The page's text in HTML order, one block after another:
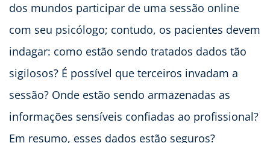
dos mundos participar de uma sessão online
com seu psicólogo; contudo, os pacientes devem
indagar: como estão sendo tratados dados tão
sigilosos? É possível que terceiros invadam a
sessão? Onde estão sendo armazenadas as
informações sensíveis confiadas ao profissional?
Em resumo, esses dados estão seguros?